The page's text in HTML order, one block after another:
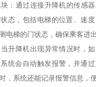
：通过连接升降机的传感
态，包括电梯的位置、速
电梯的门状态，确保乘客进
升降机出现异常情况时，
统会自动触发报警，并通
，系统还能记录报警信息，